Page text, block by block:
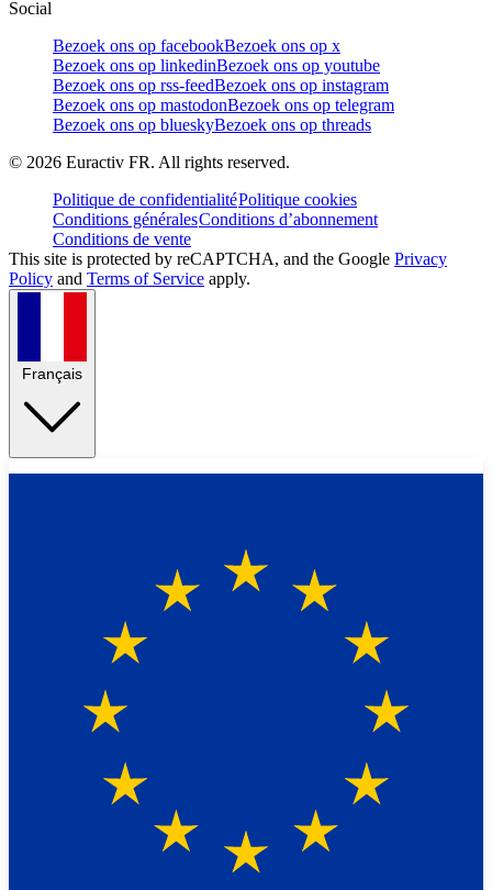
Social
Bezoek ons op facebookBezoek ons op x
Bezoek ons op linkedinBezoek ons op youtube
Bezoek ons op rss-feedBezoek ons op instagram
Bezoek ons op mastodonBezoek ons op telegram
Bezoek ons op blueskyBezoek ons op threads
© 2026 Euractiv FR. All rights reserved.
Politique de confidentialitéPolitique cookies
Conditions généralesConditions d’abonnement
Conditions de vente
This site is protected by reCAPTCHA, and the Google Privacy
Policy and Terms of Service apply.
Français